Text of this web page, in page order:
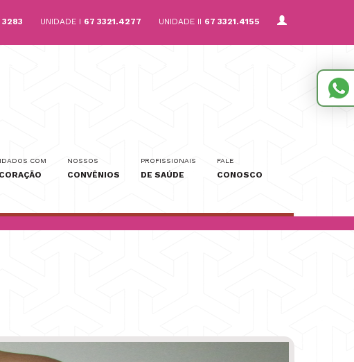
3283 UNIDADE I 67 3321.4277 UNIDADE II 67 3321.4155
COM NOSSOS
CONVÊNIOS
PROFISSIONAIS
DE SAÚDE
FALE
CONOSCO